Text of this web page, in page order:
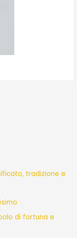
tradizione e
di fortuna e